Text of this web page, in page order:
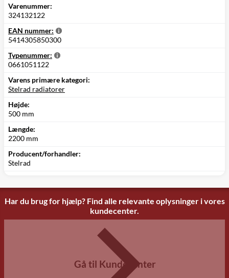
Varenummer:
324132122
EAN nummer:
5414305850300
Typenummer:
0661051122
Varens primære kategori:
Stelrad radiatorer
Højde:
500 mm
Længde:
2200 mm
Producent/forhandler:
Stelrad
Har du brug for hjælp? Find alle relevante oplysninger i vores
kundecenter.
Gå til Kundecenter